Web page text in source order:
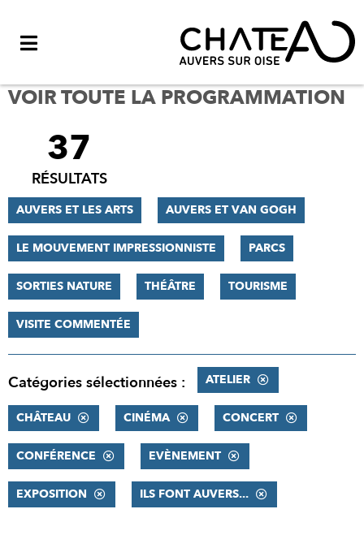
VOIR TOUTE LA PROGRAMMATION
FILTRER
RÉSULTATS
37
RÉSULTATS
AUVERS ET LES ARTS AUVERS ET VAN GOGH
LE MOUVEMENT IMPRESSIONNISTE PARCS
SORTIES NATURE THÉÂTRE TOURISME
VISITE COMMENTÉE
Catégories sélectionnées : ATELIER
CHÂTEAU CINÉMA CONCERT
CONFÉRENCE EVÈNEMENT
EXPOSITION ILS FONT AUVERS...